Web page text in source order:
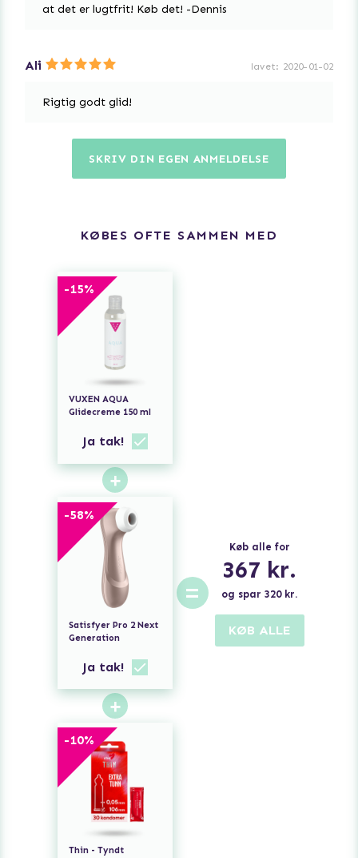
at det er lugtfrit! Køb det! -Dennis
Ali lavet: 2020-01-02
Rigtig godt glid!
SKRIV DIN EGEN ANMELDELSE
KØBES OFTE SAMMEN MED
-15%
VUXEN AQUA
Glidecreme 150 ml
Ja tak!
+
-58%
Satisfyer Pro 2 Next
Generation
Ja tak!
+
-10%
Thin - Tyndt
=
Køb alle for
367 kr.
og spar320kr.
KØB ALLE